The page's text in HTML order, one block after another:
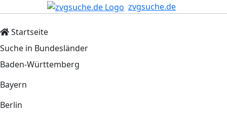
zvgsuche.de
Startseite
Suche in Bundesländer
Baden-Württemberg
Bayern
Berlin